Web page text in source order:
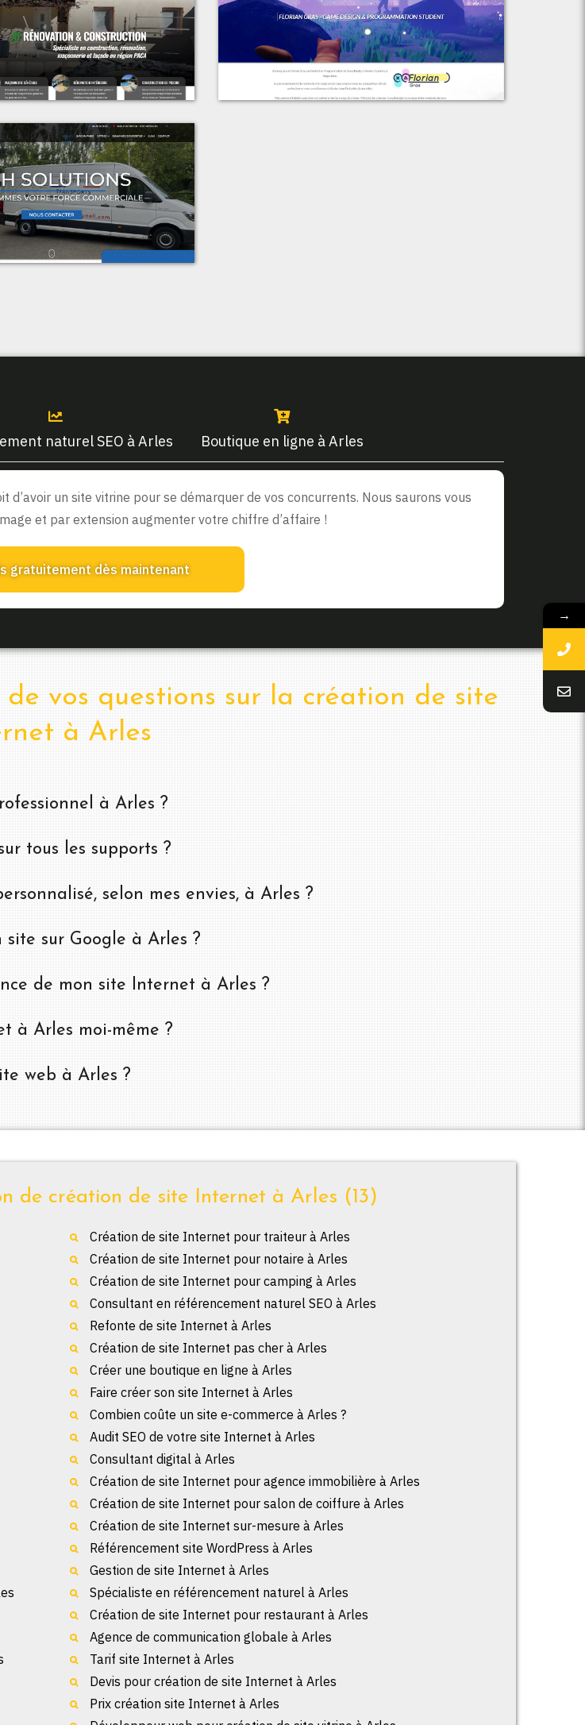
Voir le projet
& Construction
Voir le projet
Florian Gras
Voir le projet
ANH Solutions
naturel SEO à Arles Boutique en ligne à Arles
un site vitrine pour se démarquer de vos concurrents. Nous saurons vous
et par extension augmenter votre chiffre d’affaire !
gratuitement dès maintenant
vos questions sur la création de site
à Arles
à Arles ?
tous les supports ?
selon mes envies, à Arles ?
sur Google à Arles ?
de mon site Internet à Arles ?
à Arles moi-même ?
web à Arles ?
de création de site Internet à Arles (13)
Création de site Internet pour traiteur à Arles
Création de site Internet pour notaire à Arles
Création de site Internet pour camping à Arles
Consultant en référencement naturel SEO à Arles
Refonte de site Internet à Arles
Création de site Internet pas cher à Arles
Créer une boutique en ligne à Arles
Faire créer son site Internet à Arles
Combien coûte un site e-commerce à Arles ?
Audit SEO de votre site Internet à Arles
Consultant digital à Arles
Création de site Internet pour agence immobilière à Arles
Création de site Internet pour salon de coiffure à Arles
Création de site Internet sur-mesure à Arles
Référencement site WordPress à Arles
Gestion de site Internet à Arles
Spécialiste en référencement naturel à Arles
Création de site Internet pour restaurant à Arles
Agence de communication globale à Arles
Tarif site Internet à Arles
Devis pour création de site Internet à Arles
Prix création site Internet à Arles
→